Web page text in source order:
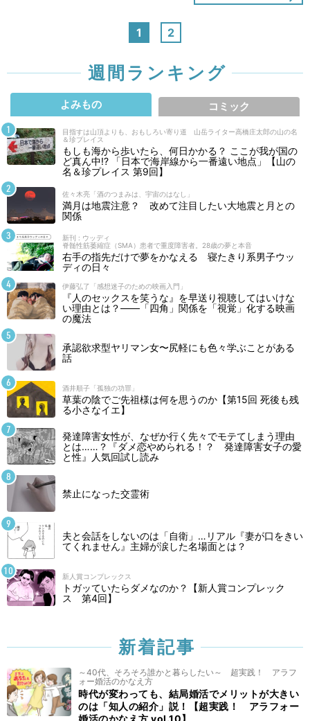
1 2
週間ランキング
よみもの コミック
目指すは山頂よりも、おもしろい寄り道 山岳ライター高橋庄太郎の山の名
＆珍プレイス
もしも海から歩いたら、何日かかる？ ここが我が国の
ど真ん中!? 「日本で海岸線から一番遠い地点」【山の
名＆珍プレイス 第9回】
佐々木亮「酒のつまみは、宇宙のはなし」
満月は地震注意？ 改めて注目したい大地震と月との
関係
新刊 : ウッディ
脊髄性筋萎縮症（SMA）患者で重度障害者。28歳の夢と本音
右手の指先だけで夢をかなえる 寝たきり系男子ウッ
ディの日々
伊藤弘了「感想迷子のための映画入門」
『人のセックスを笑うな』を早送り視聴してはいけな
い理由とは？――「四角」関係を「視覚」化する映画
の魔法
承認欲求型ヤリマン女〜尻軽にも色々学ぶことがある
話
酒井順子「孤独の功罪」
草葉の陰でご先祖様は何を思うのか【第15回 死後も残
る小さなイエ】
発達障害女性が、なぜか行く先々でモテてしまう理由
とは……？『ダメ恋やめられる！？ 発達障害女子の愛
と性』人気回試し読み
禁止になった交霊術
夫と会話をしないのは「自衛」…リアル『妻が口をきい
てくれません』主婦が涙した名場面とは？
新人賞コンプレックス
トガッていたらダメなのか？【新人賞コンプレック
ス 第4回】
新着記事
～40代、そろそろ誰かと暮らしたい～ 超実践！ アラフ
ォー婚活のかなえ方
時代が変わっても、結局婚活でメリットが大きい
のは「知人の紹介」説！【超実践！ アラフォー
婚活のかなえ方 vol.10】